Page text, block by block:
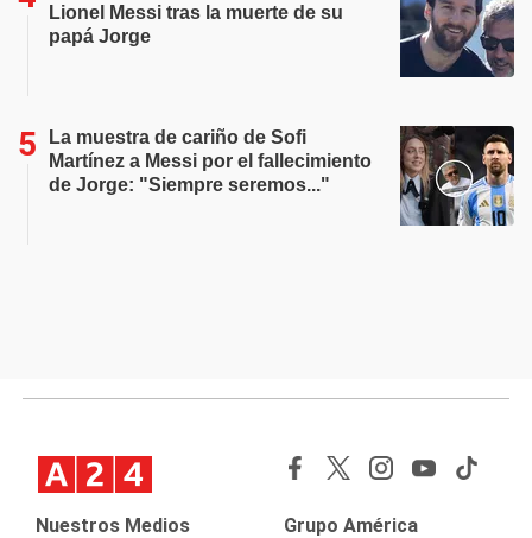
Lionel Messi tras la muerte de su
papá Jorge
La muestra de cariño de Sofi
Martínez a Messi por el fallecimiento
de Jorge: "Siempre seremos..."
Nuestros Medios Grupo América